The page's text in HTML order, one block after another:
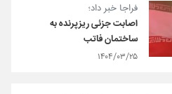
فراجا خبر داد؛
اصابت جزئی ریزپرنده به
ساختمان فاتب
۱۴۰۴/۰۳/۲۵